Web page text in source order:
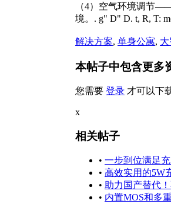
（4）空气环境调节
境。 . g" D" D. t, R, T:
解决方案, 单身公寓,
本帖子中包含更多
您需要 登录 才可以下
x
相关帖子
• 一步到位满足
• 高效实用的5W
• 助力国产替代
• 内置MOS和多